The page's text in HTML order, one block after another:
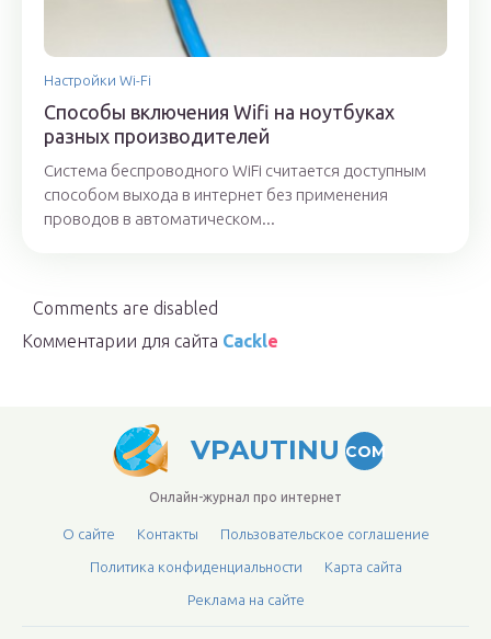
Настройки Wi-Fi
Способы включения Wifi на ноутбуках
разных производителей
Система беспроводного WiFi считается доступным
способом выхода в интернет без применения
проводов в автоматическом...
Comments are disabled
Комментарии для сайта Cackle
VPAUTINU COM
Онлайн-журнал про интернет
О сайте Контакты Пользовательское соглашение
Политика конфиденциальности Карта сайта
Реклама на сайте